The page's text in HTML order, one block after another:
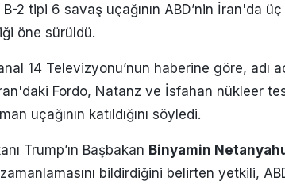
B-2 tipi 6 savaş uçağının ABD’nin İran'da
öne sürüldü.
14 Televizyonu’nun haberine göre,
Fordo, Natanz ve İsfahan nükleer
uçağının katıldığını söyledi.
Trump’ın Başbakan Binyamin
zamanlamasını bildirdiğini belirten yetkili,